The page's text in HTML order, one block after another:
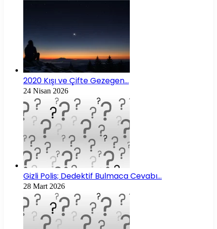
2020 Kışı ve Çifte Gezegen…
24 Nisan 2026
Gizli Polis; Dedektif Bulmaca Cevabı…
28 Mart 2026